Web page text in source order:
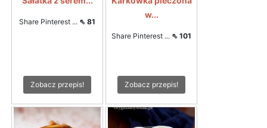
Share Pinterest ... ⇖ 81
Zobacz przepis!
w...
Share Pinterest ... ⇖ 101
Zobacz przepis!